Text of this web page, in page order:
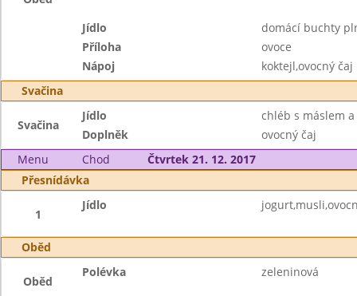
Jídlo
domácí buchty
Příloha
ovoce
Nápoj
koktejl,ovocný čaj
Svačina
Svačina
Jídlo
chléb s máslem
Doplněk
ovocný čaj
Menu
Chod
Čtvrtek 21. 12. 2017
Přesnídávka
1
Jídlo
Oběd
Oběd
Polévka zeleninová